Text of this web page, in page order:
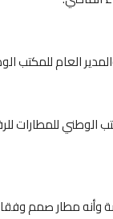
العام للمكتب
للمطارات
وأنه مطار صمم